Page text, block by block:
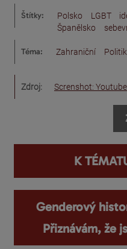
Štítky: Polsko LGBT
Španělsko
Téma: Zahraniční
Zdroj: Screnshot:
(odkaz je externí)
K
Genderový
Přiznávám, že